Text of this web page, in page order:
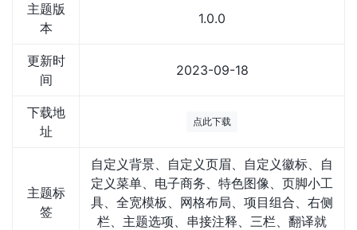
主题版
本
1.0.0
更新时
间
2023-09-18
下载地
址
点此下载
主题标
签
自定义背景、自定义页眉、自定义徽标、自
定义菜单、电子商务、特色图像、页脚小工
具、全宽模板、网格布局、项目组合、右侧
栏、主题选项、串接注释、三栏、翻译就